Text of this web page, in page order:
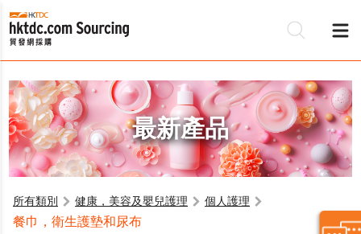
最新產品
所有類別 健康，美容及嬰兒護理 個人護理
餐巾，衛生護墊和尿布